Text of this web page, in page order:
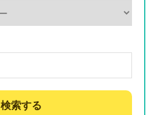
検索する